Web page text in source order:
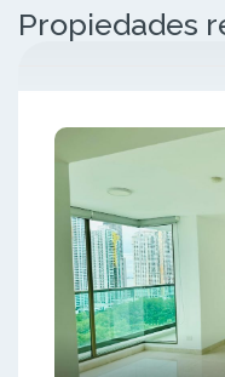
Propiedades